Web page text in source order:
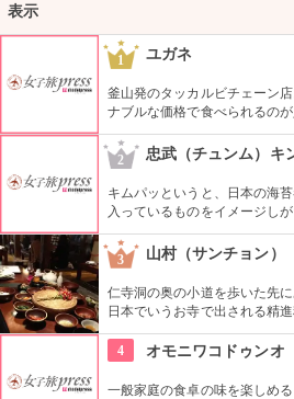
表示
1 ユガネ
釜山発のタッカルビチェーン
ナブルな価格で食べられるの
る人はチーズを入れるとまろ
めのポンクッパも美味しいと
語は通じない事が多いので、事
2 忠武（チュンム）キ
キムパッというと、日本の海
入っているものをイメージし
ンプル。具なし、女性が一口
さんに支持されてきました。
夜食にできそうですね。
3 山村（サンチョン）
仁寺洞の奥の小道を歩いた先
日本でいうお寺で出される精
食をいただくことができます
い民族衣装を着た人が伝統芸
4 オモニワコドゥンオ
一般家庭の食卓の味を楽しめ